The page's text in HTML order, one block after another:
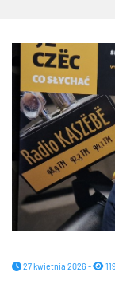
27 kwietnia 2026 -